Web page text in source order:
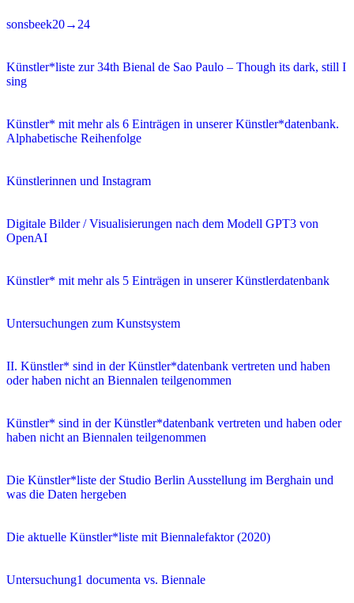
sonsbeek20→24
Künstler*liste zur 34th Bienal de Sao Paulo – Though its dark, still I
sing
Künstler* mit mehr als 6 Einträgen in unserer Künstler*datenbank.
Alphabetische Reihenfolge
Künstlerinnen und Instagram
Digitale Bilder / Visualisierungen nach dem Modell GPT3 von
OpenAI
Künstler* mit mehr als 5 Einträgen in unserer Künstlerdatenbank
Untersuchungen zum Kunstsystem
II. Künstler* sind in der Künstler*datenbank vertreten und haben
oder haben nicht an Biennalen teilgenommen
Künstler* sind in der Künstler*datenbank vertreten und haben oder
haben nicht an Biennalen teilgenommen
Die Künstler*liste der Studio Berlin Ausstellung im Berghain und
was die Daten hergeben
Die aktuelle Künstler*liste mit Biennalefaktor (2020)
Untersuchung1 documenta vs. Biennale